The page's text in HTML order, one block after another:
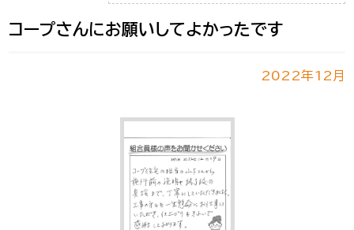
コープさんにお願いしてよかったです
2022年12月